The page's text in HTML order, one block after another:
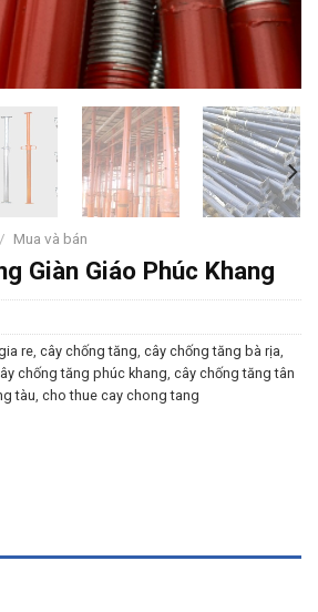
/ Mua và bán
Giàn Giáo Phúc Khang
re, cây chống tăng, cây chống tăng bà rịa,
chống tăng phúc khang, cây chống tăng tân
tàu, cho thue cay chong tang